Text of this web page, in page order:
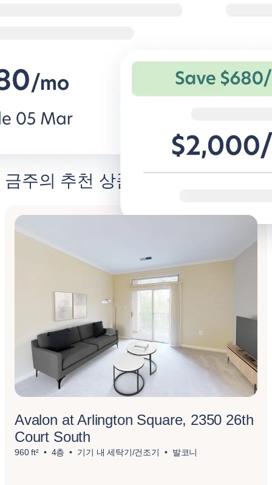
비즈니스용 BG 알아보기
과 특별 혜택.
금주의 추천 상품
Avalon at Arlington Square, 2350 26th
Court South
960 ft² 4층 기기 내 세탁기/건조기 발코니